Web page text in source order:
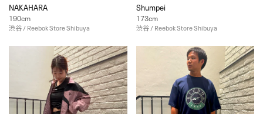
NAKAHARA
190cm
渋谷 / Reebok Store Shibuya
Shumpei
173cm
渋谷 / Reebok Store Shibuya